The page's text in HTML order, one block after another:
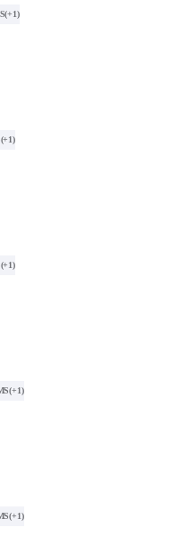
(+1)
(+1)
(+1)
(+1)
(+1)